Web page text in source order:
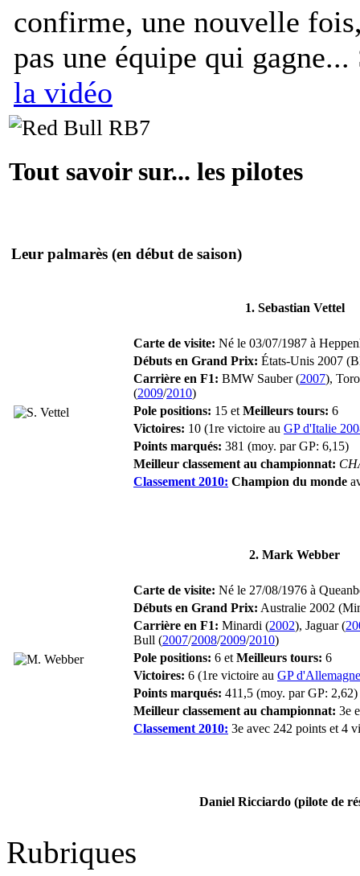
confirme, une nouvelle
pas une équipe qui gagne...
la vidéo
Tout savoir sur... les pilotes
Leur palmarès (en début de saison)
1. Sebastian Vettel
Carte de visite: Né le 03/07/1987 à
Débuts en Grand Prix: États-Unis 2007
Carrière en F1: BMW Sauber (2007),
(2009/2010)
Pole positions: 15 et Meilleurs tours: 6
Victoires: 10 (1re victoire au GP d'Italie
Points marqués: 381 (moy. par GP: 6,15)
Meilleur classement au championnat:
Classement 2010: Champion du monde
2. Mark Webber
Carte de visite: Né le 27/08/1976 à
Débuts en Grand Prix: Australie 2002
Carrière en F1: Minardi (2002), Jaguar (
Bull (2007/2008/2009/2010)
Pole positions: 6 et Meilleurs tours: 6
Victoires: 6 (1re victoire au GP
Points marqués: 411,5 (moy. par GP: 2,62)
Meilleur classement au championnat: 3e
Classement 2010: 3e avec 242 points et 4
Daniel Ricciardo (pilote de
Rubriques